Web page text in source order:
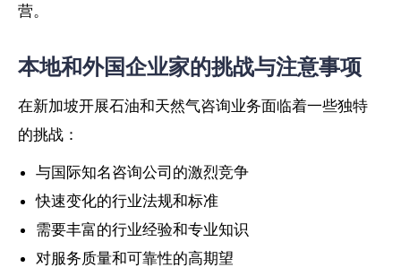
营。
本地和外国企业家的挑战与注意事项
在新加坡开展石油和天然气咨询业务面临着一些独特
的挑战：
与国际知名咨询公司的激烈竞争
快速变化的行业法规和标准
需要丰富的行业经验和专业知识
对服务质量和可靠性的高期望